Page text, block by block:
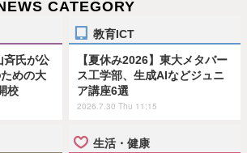
CATEGORY
斉氏が公
めの大
校
教育ICT
【夏休み2026】東大メタバー
ス工学部、生成AIなどジュニ
ア講座6選
2026.7.30 Thu 11:15
生活・健康